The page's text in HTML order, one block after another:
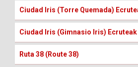
Ciudad Iris (Torre Quemada)
Ciudad Iris (Gimnasio Iris) Ecruteak
Ruta 38 (Route 38)